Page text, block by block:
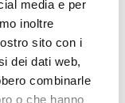
media e per
inoltre
sito con i
dei dati web,
combinarle
o che hanno